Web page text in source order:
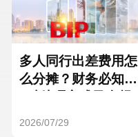
Hungary
Hong Kong
多人同行出差费用怎
么分摊？财务必知的
2026/07/29